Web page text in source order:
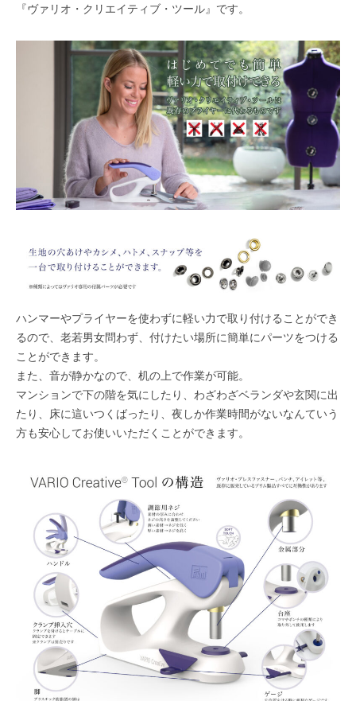
『ヴァリオ・クリエイティブ・ツール』です。
ハンマーやプライヤーを使わずに軽い力で取り付けることができ
るので、老若男女問わず、付けたい場所に簡単にパーツをつける
ことができます。
また、音が静かなので、机の上で作業が可能。
マンションで下の階を気にしたり、わざわざベランダや玄関に出
たり、床に這いつくばったり、夜しか作業時間がないなんていう
方も安心してお使いいただくことができます。